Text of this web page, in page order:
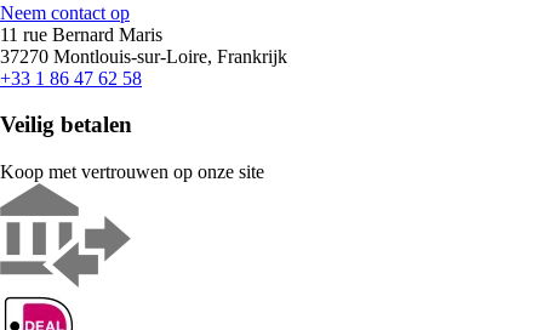
Neem contact op
11 rue Bernard Maris
37270 Montlouis-sur-Loire, Frankrijk
+33 1 86 47 62 58
Veilig betalen
Koop met vertrouwen op onze site